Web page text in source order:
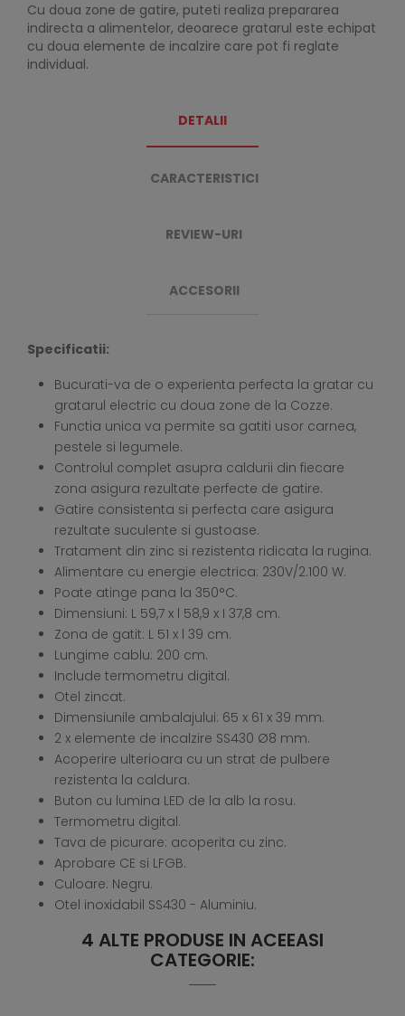
Cu doua zone de gatire, puteti realiza prepararea
indirecta a alimentelor, deoarece gratarul este echipat
cu doua elemente de incalzire care pot fi reglate
individual.
DETALII
CARACTERISTICI
REVIEW-URI
ACCESORII
Specificatii:
Bucurati-va de o experienta perfecta la gratar cu
gratarul electric cu doua zone de la Cozze.
Functia unica va permite sa gatiti usor carnea,
pestele si legumele.
Controlul complet asupra caldurii din fiecare
zona asigura rezultate perfecte de gatire.
Gatire consistenta si perfecta care asigura
rezultate suculente si gustoase.
Tratament din zinc si rezistenta ridicata la rugina.
Alimentare cu energie electrica: 230V/2.100 W.
Poate atinge pana la 350°C.
Dimensiuni: L 59,7 x l 58,9 x I 37,8 cm.
Zona de gatit: L 51 x l 39 cm.
Lungime cablu: 200 cm.
Include termometru digital.
Otel zincat.
Dimensiunile ambalajului: 65 x 61 x 39 mm.
2 x elemente de incalzire SS430 Ø8 mm.
Acoperire ulterioara cu un strat de pulbere
rezistenta la caldura.
Buton cu lumina LED de la alb la rosu.
Termometru digital.
Tava de picurare: acoperita cu zinc.
Aprobare CE si LFGB.
Culoare: Negru.
Otel inoxidabil SS430 - Aluminiu.
4 ALTE PRODUSE IN ACEEASI
CATEGORIE: